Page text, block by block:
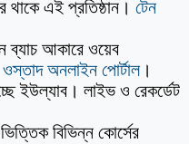
এই প্রতিষ্ঠান। টেন
ব্যাচ আকারে ওয়েব
ওস্তাদ অনলাইন পোর্টাল।
ইউল্যাব। লাইভ ও রেকর্ডেট
বিভিন্ন কোর্সের